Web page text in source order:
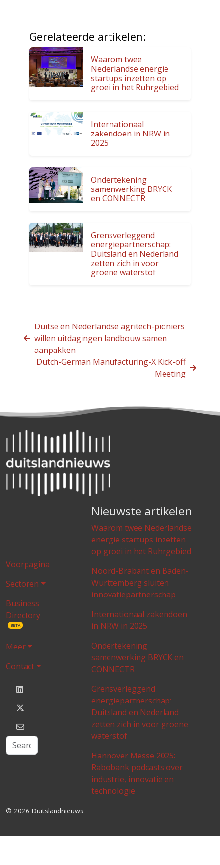
Gerelateerde artikelen:
Waarom twee
Nederlandse energie
startups inzetten op
groei in het Ruhrgebied
Internationaal
zakendoen in NRW in
2025
Ondertekening
samenwerking BRYCK
en CONNECTR
Grensverleggend
energiepartnerschap:
Duitsland en Nederland
zetten zich in voor
groene waterstof
Duitse en Nederlandse agritech-pioniers
willen uitdagingen landbouw samen
aanpakken
Dutch-German Manufacturing-X Kick-off
Meeting
Voorpagina
Sectoren
Business
Directory
BETA
Meer
Contact
Nieuwste artikelen
Waarom twee Nederlandse
energie startups inzetten
op groei in het Ruhrgebied
Noord-Brabant en Baden-
Württemberg sluiten
innovatiepartnerschap
Internationaal zakendoen
in NRW in 2025
Ondertekening
samenwerking BRYCK en
CONNECTR
Grensverleggend
energiepartnerschap:
Duitsland en Nederland
zetten zich in voor groene
waterstof
Hannover Messe 2025:
Rabobank podcasts over
industrie, innovatie en
technologie
© 2026 Duitslandnieuws